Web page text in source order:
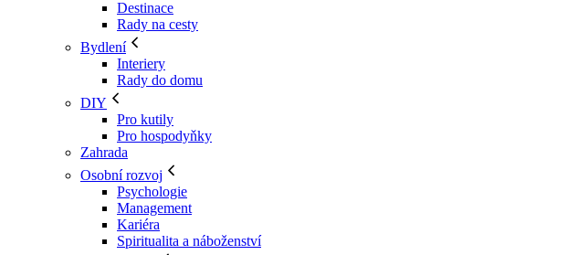
Destinace
Rady na cesty
Bydlení
Interiery
Rady do domu
DIY
Pro kutily
Pro hospodyňky
Zahrada
Osobní rozvoj
Psychologie
Management
Kariéra
Spiritualita a náboženství